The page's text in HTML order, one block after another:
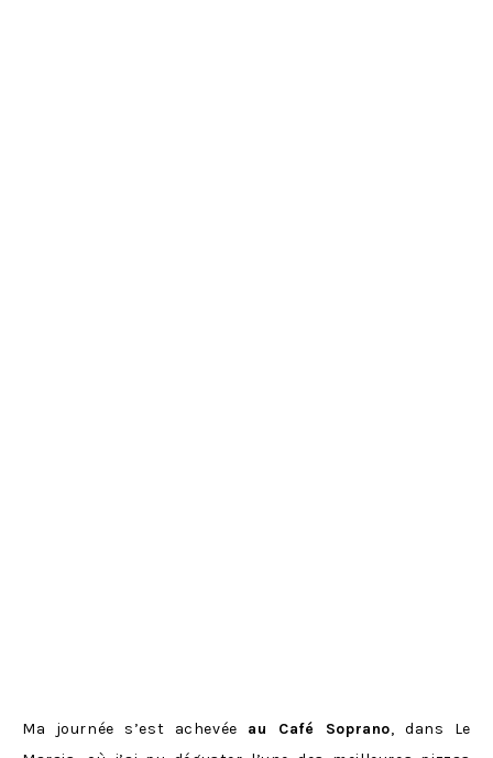
Ma journée s’est achevée au Café Soprano, dans Le